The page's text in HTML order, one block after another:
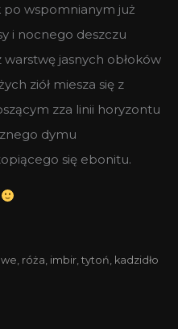
po wspomnianym już
i nocnego deszczu
jasnych obłoków
ziół miesza się z
zza linii horyzontu
dymu
się ebonitu.
róża, imbir, tytoń, kadzidło